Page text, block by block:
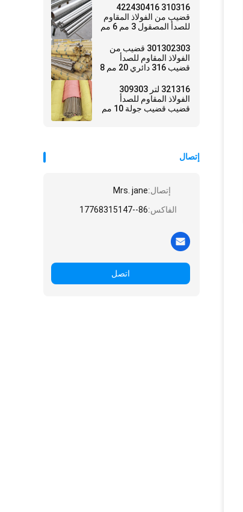
310316 422430416
قضيب من الفولاذ المقاوم
للصدأ المصقول 3 مم 6 مم
301302303 قضيب من
الفولاذ المقاوم للصدأ
قضيب 316 دائري 20 مم 8
321316 لتر 309303
الفولاذ المقاوم للصدأ
قضيب قضيب جولة 10 مم
إتصال
إتصال:Mrs. jane
الفاكس:86--17768315147
اتصل